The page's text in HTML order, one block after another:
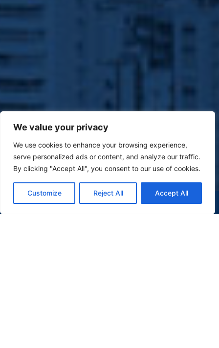
We value your privacy
We use cookies to enhance your browsing experience,
serve personalized ads or content, and analyze our traffic.
By clicking "Accept All", you consent to our use of cookies.
Customize Reject All Accept All
(47) 9 9977-7630